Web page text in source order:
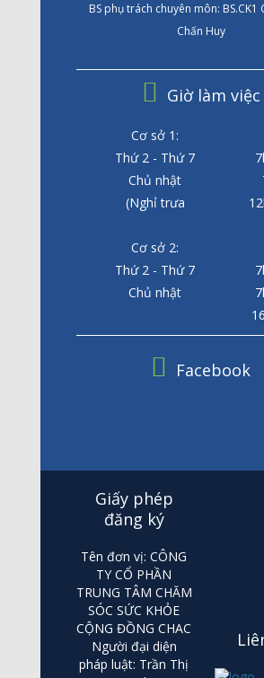
BS phụ trách chuyên môn: BS.CK1
Chấn Huy
Giờ làm việc
Cơ sở 1:
Thứ 2 - Thứ 7
Chủ nhật
(Nghỉ trưa
Cơ sở 2:
Thứ 2 - Thứ 7
Chủ nhật
Facebook
Giấy phép
đăng ký
Tên đơn vị: CÔNG
TY CỔ PHẦN
TRUNG TÂM CHĂM
SÓC SỨC KHỎE
CỘNG ĐỒNG CHAC
Người đại diện
pháp luật: Trần Thị